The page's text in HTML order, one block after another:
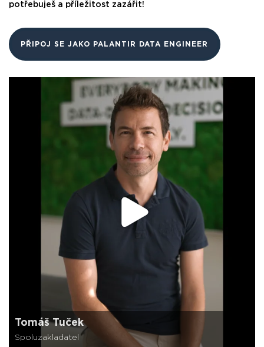
potřebuješ a příležitost zazářit!
PŘIPOJ SE JAKO PALANTIR DATA ENGINEER
Tomáš Tuček
Spoluzakladatel